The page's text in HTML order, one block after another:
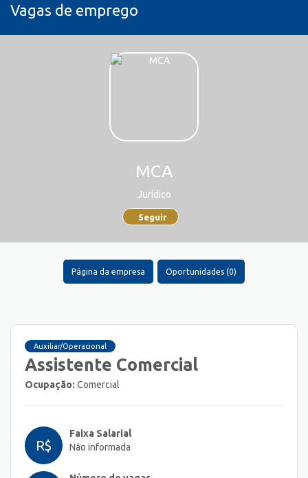
Vagas de emprego
MCA
Jurídico
Seguir
Página da empresa Oportunidades (0)
Auxiliar/Operacional
Assistente Comercial
Ocupação: Comercial
R$
Faixa Salarial
Não informada